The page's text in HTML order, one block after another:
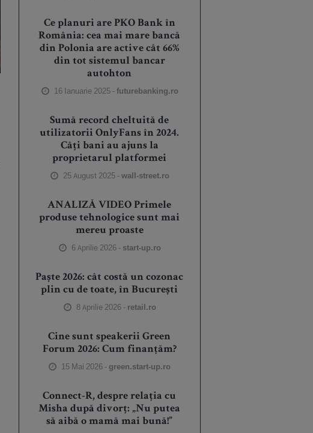
Ce planuri are PKO Bank în
România: cea mai mare bancă
din Polonia are active cât 66%
din tot sistemul bancar
autohton
16 Ianuarie 2025 -futurebanking.ro
Sumă record cheltuită de
utilizatorii OnlyFans în 2024.
Câți bani au ajuns la
proprietarul platformei
25 August 2025 -wall-street.ro
ANALIZĂ VIDEO Primele
produse tehnologice sunt mai
mereu proaste
6 Aprilie 2026 - start-up.ro
Paște 2026: cât costă un cozonac
plin cu de toate, în București
8 Aprilie 2026 - retail.ro
Cine sunt speakerii Green
Forum 2026: Cum finanțăm?
15 Mai 2026 - green.start-up.ro
Connect-R, despre relația cu
Misha după divorț: „Nu putea
să aibă o mamă mai bună!”